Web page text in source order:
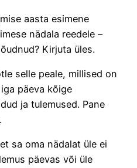
aasta esimene
nädala reedele –
Kirjuta üles.
selle peale, millised on
päeva kõige
ja tulemused. Pane
sa oma nädalat üle ei
päevas või üle